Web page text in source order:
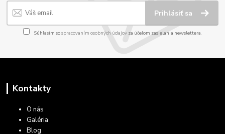
Prihlásiť sa
Súhlasím sospracovaním osobných údajov za účelom zasielania newslettera.
Kontakty
O nás
Galéria
Blog